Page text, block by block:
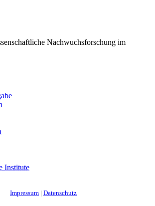
Nachwuchsforschung im
Institute
Impressum | Datenschutz